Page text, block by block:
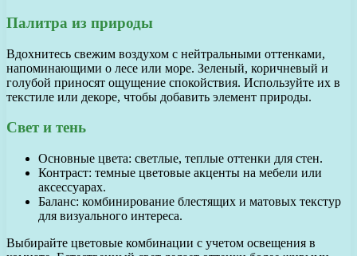
Палитра из природы
Вдохнитесь свежим воздухом с нейтральными оттенками,
напоминающими о лесе или море. Зеленый, коричневый и
голубой приносят ощущение спокойствия. Используйте их в
текстиле или декоре, чтобы добавить элемент природы.
Свет и тень
Основные цвета: светлые, теплые оттенки для стен.
Контраст: темные цветовые акценты на мебели или
аксессуарах.
Баланс: комбинирование блестящих и матовых текстур
для визуального интереса.
Выбирайте цветовые комбинации с учетом освещения в